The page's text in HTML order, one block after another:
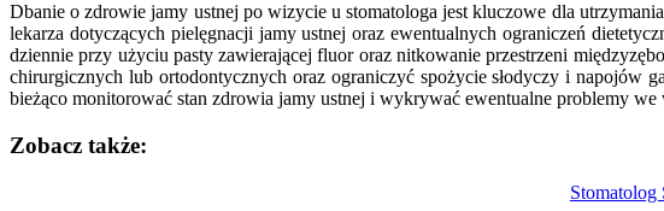
Dbanie o zdrowie jamy ustnej po wizycie u stomatologa jest kluczowe dla
lekarza dotyczących pielęgnacji jamy ustnej oraz ewentualnych ograniczeń
dziennie przy użyciu pasty zawierającej fluor oraz nitkowanie przestrzeni
chirurgicznych lub ortodontycznych oraz ograniczyć spożycie słodyczy i napojów
bieżąco monitorować stan zdrowia jamy ustnej i wykrywać ewentualne problemy we
Zobacz także:
Stomatolog